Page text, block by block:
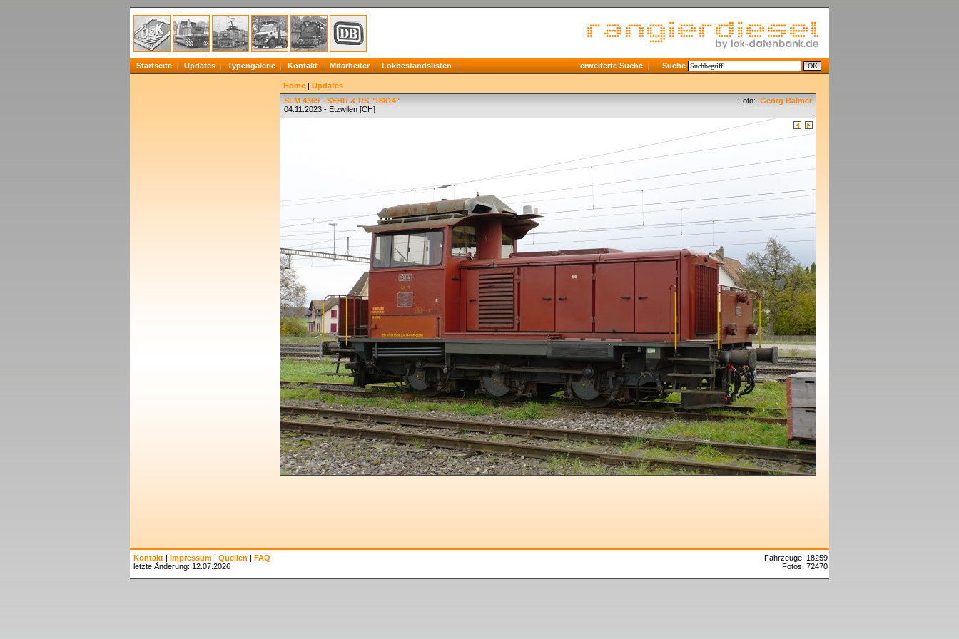
Startseite Updates Typengalerie Kontakt Mitarbeiter Lokbestandslisten erweiterte Suche Suche
Home | Updates
SLM 4369 - SEHR & RS "18814"
04.11.2023 - Etzwilen [CH]
Foto: Georg Balmer
Kontakt | Impressum | Quellen | FAQ
letzte Änderung: 12.07.2026
Fahrzeuge: 18259
Fotos: 72470